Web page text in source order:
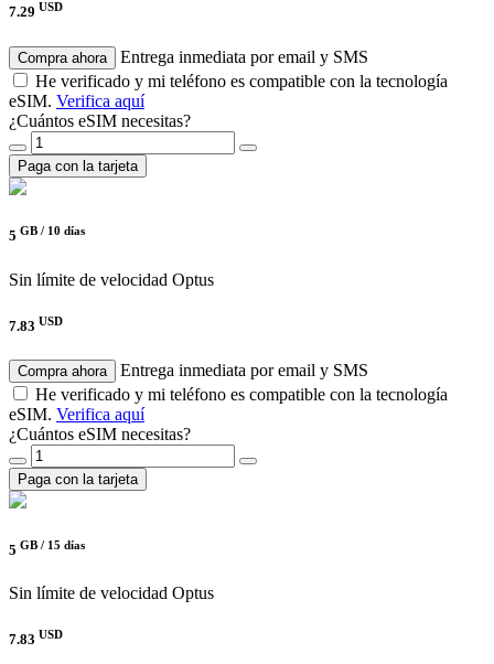
7.29 USD
Compra ahora
Entrega inmediata por email y SMS
He verificado y mi teléfono es compatible con la tecnología
eSIM. Verifica aquí
¿Cuántos eSIM necesitas?
Paga con la tarjeta
5 GB / 10 días
Sin límite de velocidad Optus
7.83 USD
Compra ahora
Entrega inmediata por email y SMS
He verificado y mi teléfono es compatible con la tecnología
eSIM. Verifica aquí
¿Cuántos eSIM necesitas?
Paga con la tarjeta
5 GB / 15 días
Sin límite de velocidad Optus
7.83 USD